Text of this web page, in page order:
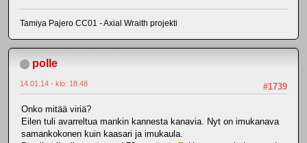
Tamiya Pajero CC01 - Axial Wraith projekti
polle
#1739
14.01.14 - klo: 18.48
Onko mitää viriä?
Eilen tuli avarreltua mankin kannesta kanavia. Nyt on imukanava
samankokonen kuin kaasari ja imukaula.